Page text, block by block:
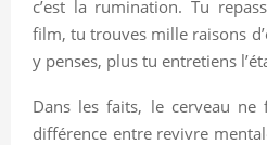
c’est la rumination. Tu
film, tu trouves mille raisons
y penses, plus tu entretiens
Dans les faits, le cerveau
différence entre revivre